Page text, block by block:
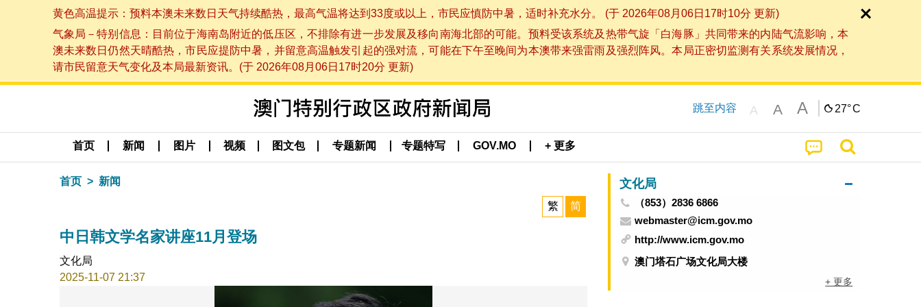
黄色高温提示：预料本澳未来数日天气持续酷热，最高气温将达到33度或以上，市民应慎防中暑，适时补充水分。 (于 2026年08月06日17时10分 更新)
气象局－特别信息：目前位于海南岛附近的低压区，不排除有进一步发展及移向南海北部的可能。预料受该系统及热带气旋「白海豚」共同带来的内陆气流影响，本
澳未来数日仍然天晴酷热，市民应提防中暑，并留意高温触发引起的强对流，可能在下午至晚间为本澳带来强雷雨及强烈阵风。本局正密切监测有关系统发展情况，
请市民留意天气变化及本局最新资讯。(于 2026年08月06日17时20分 更新)
跳至内容 A A A 27°C
首页 新闻 图片 视频 图文包 专题新闻 专题特写 GOV.MO + 更多
首页 新闻
繁 简
中日韩文学名家讲座11月登场
文化局
2025-11-07 21:37
文化局
（853）2836 6866
webmaster@icm.gov.mo
http://www.icm.gov.mo
澳门塔石广场文化局大楼
+ 更多